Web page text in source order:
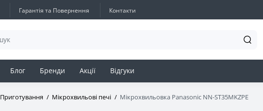
Гарантія та Повернення Контакти
Блог Бренди Акції Відгуки
Приготування Мікрохвильові печі Мікрохвильовка Panasonic NN-ST35MKZPE